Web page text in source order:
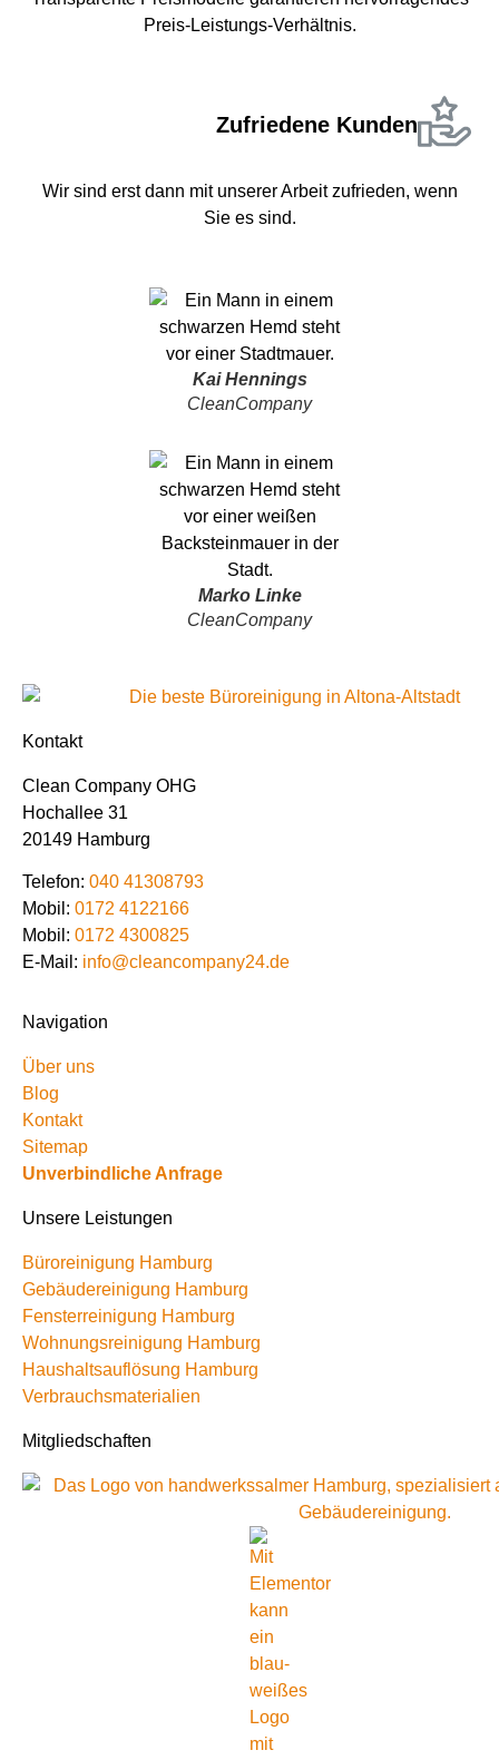
Preis-Leistungs-Verhältnis.
Zufriedene Kunden
Wir sind erst dann mit unserer Arbeit zufrieden, wenn
Sie es sind.
Kai Hennings
CleanCompany
Marko Linke
CleanCompany
Kontakt
Clean Company OHG
Hochallee 31
20149 Hamburg
Telefon: 040 41308793
Mobil: 0172 4122166
Mobil: 0172 4300825
E-Mail: info@cleancompany24.de
Navigation
Über uns
Blog
Kontakt
Sitemap
Unverbindliche Anfrage
Unsere Leistungen
Büroreinigung Hamburg
Gebäudereinigung Hamburg
Fensterreinigung Hamburg
Wohnungsreinigung Hamburg
Haushaltsauflösung Hamburg
Verbrauchsmaterialien
Mitgliedschaften